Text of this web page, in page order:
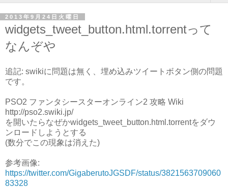
2013年9月24日火曜日
widgets_tweet_button.html.torrentって
なんぞや
追記: swikiに問題は無く、埋め込みツイートボタン側の問題
です。
PSO2 ファンタシースターオンライン2 攻略 Wiki
http://pso2.swiki.jp/
を開いたらなぜかwidgets_tweet_button.html.torrentをダウ
ンロードしようとする
(数分でこの現象は消えた)
参考画像:
https://twitter.com/GigaberutoJGSDF/status/3821563709060
83328